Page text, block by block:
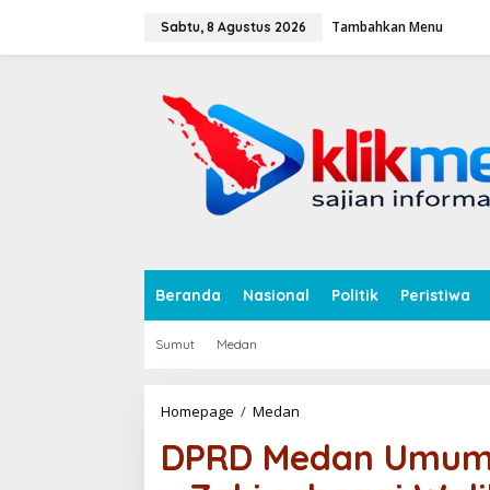
Sabtu, 8 Agustus 2026 Tambahkan Menu
Beranda Nasional Politik Peristiwa
Sumut Medan
Homepage / Medan
R
D
DPRD Medan